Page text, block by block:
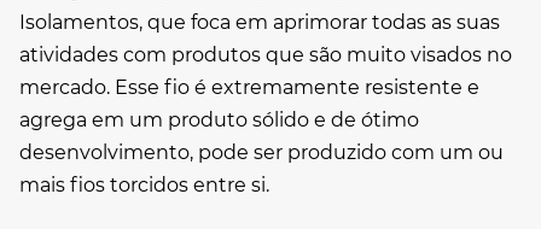
Isolamentos, que foca em aprimorar todas as suas
atividades com produtos que são muito visados no
mercado. Esse fio é extremamente resistente e
agrega em um produto sólido e de ótimo
desenvolvimento, pode ser produzido com um ou
mais fios torcidos entre si.